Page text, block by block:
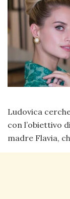
Ludovica
con l’obiettivo
madre Flavia,